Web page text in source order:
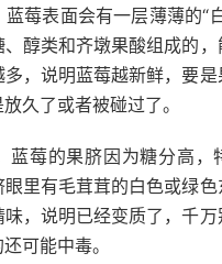
蓝莓表面会有一层薄薄的“
醇类和齐墩果酸组成的
，说明蓝莓越新鲜，要
久了或者被碰过了。
蓝莓的果脐因为糖分高，
里有毛茸茸的白色或绿
，说明已经变质了，千
可能中毒。